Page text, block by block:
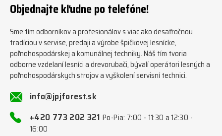
#firewoodproduction
#firewood #deitmer
Objednajte kľudne po telefóne!
Sme tím odborníkov a profesionálov s viac ako desaťročnou
tradíciou v servise, predaji a výrobe špičkovej lesnícke,
poľnohospodárskej a komunálnej techniky. Náš tím tvoria
odborne vzdelaní lesníci a drevorubači, bývalí operátori lesných a
poľnohospodárskych strojov a vyškolení servisní technici.
info@jpjforest.sk
+420 773 202 321Po-Pia: 7:00 - 11:30 a 12:30 -
16:00